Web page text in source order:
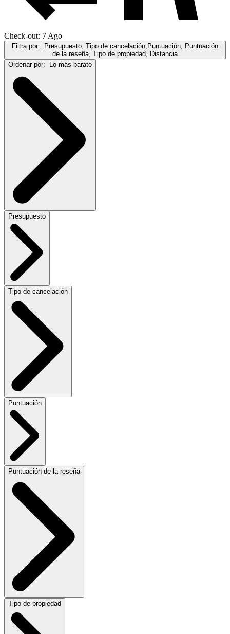
Check-out: 7 Ago
Filtra por: Presupuesto, Tipo de cancelación,Puntuación, Puntuación
de la reseña, Tipo de propiedad, Distancia
Ordenar por: Lo más barato
Presupuesto
Tipo de cancelación
Puntuación
Puntuación de la reseña
Tipo de propiedad